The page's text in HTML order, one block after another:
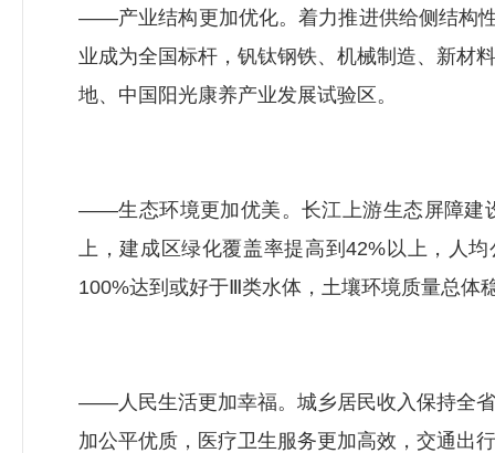
——产业结构更加优化。着力推进供给侧结构
业成为全国标杆，钒钛钢铁、机械制造、新材
地、中国阳光康养产业发展试验区。
——生态环境更加优美。长江上游生态屏障建
上，建成区绿化覆盖率提高到42%以上，人
100%达到或好于Ⅲ类水体，土壤环境质量总体
——人民生活更加幸福。城乡居民收入保持全
加公平优质，医疗卫生服务更加高效，交通出